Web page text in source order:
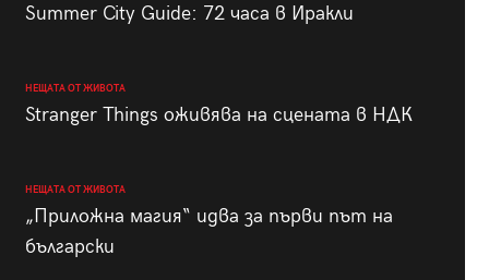
Summer City Guide: 72 часа в Иракли
НЕЩАТА ОТ ЖИВОТА
Stranger Things оживява на сцената в НДК
НЕЩАТА ОТ ЖИВОТА
„Приложна магия“ идва за първи път на
български